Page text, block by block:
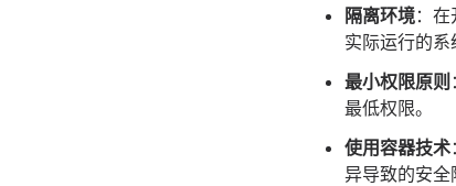
隔离环境：
实际运行的系
最小权限原则
最低权限。
使用容器技术
异导致的安全